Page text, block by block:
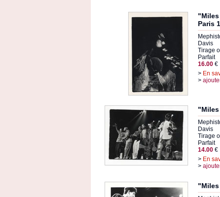
Paris
Davis
Tirage
Parfait
16.00 €
> En
>
Davis
Tirage
Parfait
14.00 €
> En
>